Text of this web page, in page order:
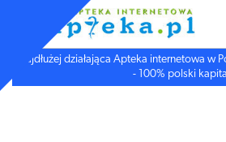
Najdłużej działająca Apteka internetowa w
- 100% polski